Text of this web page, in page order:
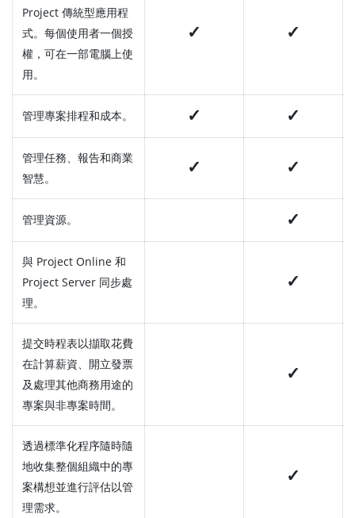
Project 傳統型應用程
式。每個使用者一個授
權，可在一部電腦上使
用。
✓ ✓
管理專案排程和成本。 ✓ ✓
管理任務、報告和商業
智慧。
✓ ✓
管理資源。 ✓
與 Project Online 和
Project Server 同步處
理。
✓
提交時程表以擷取花費
在計算薪資、開立發票
及處理其他商務用途的
專案與非專案時間。
✓
透過標準化程序隨時隨
地收集整個組織中的專
案構想並進行評估以管
理需求。
✓